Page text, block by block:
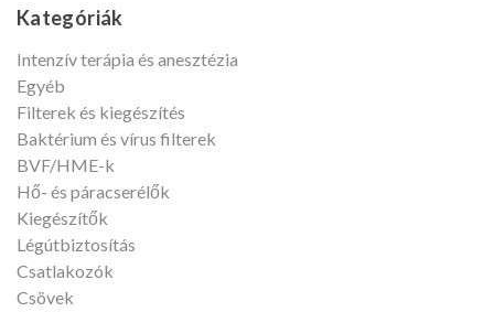
Kategóriák
Intenzív terápia és anesztézia
Egyéb
Filterek és kiegészítés
Baktérium és vírus filterek
BVF/HME-k
Hő- és páracserélők
Kiegészítők
Légútbiztosítás
Csatlakozók
Csövek